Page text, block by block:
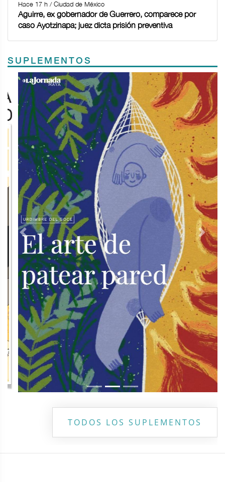
Hace 17 h / Ciudad de México
Aguirre, ex gobernador de Guerrero, comparece por
caso Ayotzinapa; juez dicta prisión preventiva
SUPLEMENTOS
Previous Next
TODOS LOS SUPLEMENTOS